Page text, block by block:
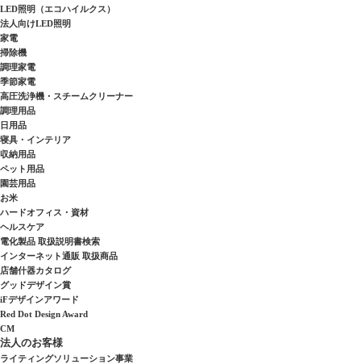
LED照明（エコハイルクス）
法人向けLED照明
家電
掃除機
調理家電
季節家電
高圧洗浄機・スチームクリーナー
調理用品
日用品
寝具・インテリア
収納用品
ペット用品
園芸用品
お米
ハードオフィス・資材
ヘルスケア
電化製品 取扱説明書検索
インターネット通販 取扱商品
店舗什器カタログ
グッドデザイン賞
iFデザインアワード
Red Dot Design Award
CM
法人のお客様
ライティングソリューション事業